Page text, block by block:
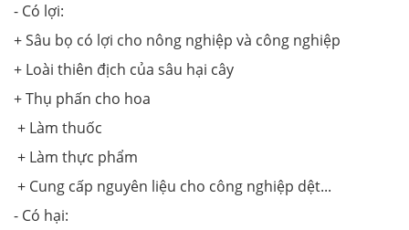
- Có lợi:
+ Sâu bọ có lợi cho nông nghiệp và công nghiệp
+ Loài thiên địch của sâu hại cây
+ Thụ phấn cho hoa
+ Làm thuốc
+ Làm thực phẩm
+ Cung cấp nguyên liệu cho công nghiệp dệt...
- Có hại: